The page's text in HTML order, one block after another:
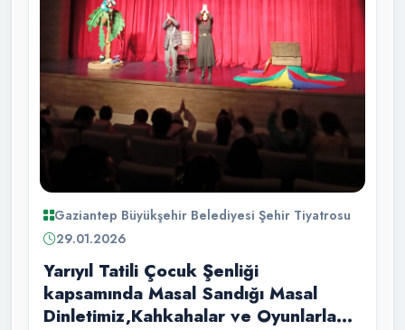
Gaziantep Büyükşehir Belediyesi Şehir Tiyatrosu
29.01.2026
Yarıyıl Tatili Çocuk Şenliği
kapsamında Masal Sandığı Masal
Dinletimiz,Kahkahalar ve Oyunlarla